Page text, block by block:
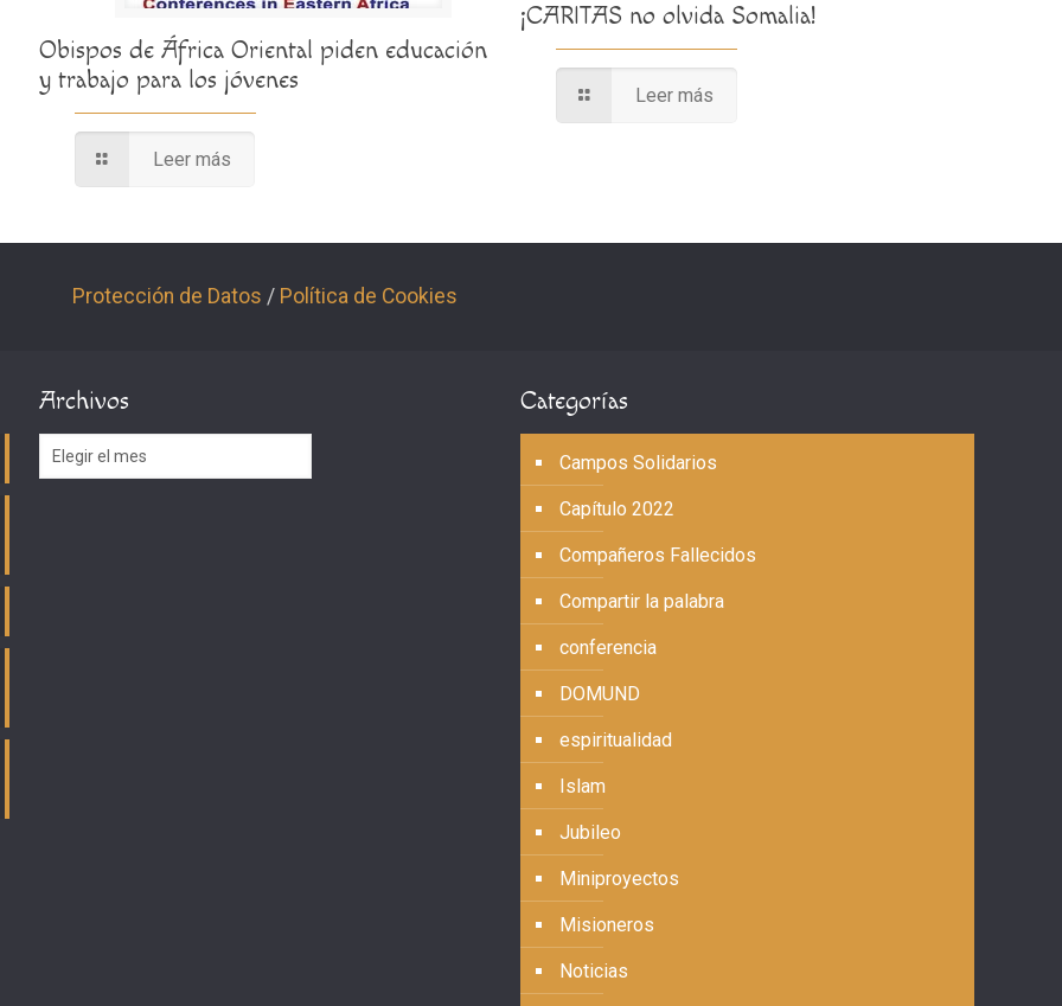
Obispos de África Oriental piden educación
y trabajo para los jóvenes
Leer más
¡CARITAS no olvida Somalia!
Leer más
Protección de Datos / Política de Cookies
Archivos
Archivos
Categorías
Campos Solidarios
Capítulo 2022
Compañeros Fallecidos
Compartir la palabra
conferencia
DOMUND
espiritualidad
Islam
Jubileo
Miniproyectos
Misioneros
Noticias